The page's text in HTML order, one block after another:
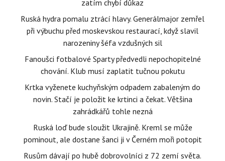
zatím chybí důkaz
Ruská hydra pomalu ztrácí hlavy. Generálmajor zemřel
při výbuchu před moskevskou restaurací, když slavil
narozeniny šéfa vzdušných sil
Fanoušci fotbalové Sparty předvedli nepochopitelné
chování. Klub musí zaplatit tučnou pokutu
Krtka vyženete kuchyňským odpadem zabaleným do
novin. Stačí je položit ke krtinci a čekat. Většina
zahrádkářů tohle nezná
Ruská loď bude sloužit Ukrajině. Kreml se může
pominout, ale dostane šanci ji v Černém moři potopit
Rusům dávají po hubě dobrovolníci z 72 zemí světa.